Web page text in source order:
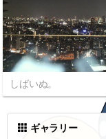
しばいぬ。
ギャラリー